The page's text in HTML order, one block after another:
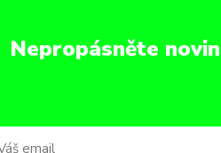
Nepropásněte